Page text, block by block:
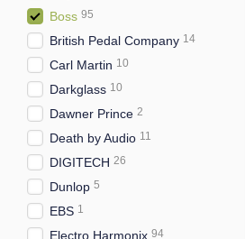
Boss 95
British Pedal Company 14
Carl Martin 10
Darkglass 10
Dawner Prince 2
Death by Audio 11
DIGITECH 26
Dunlop 5
EBS 1
Electro Harmonix 94